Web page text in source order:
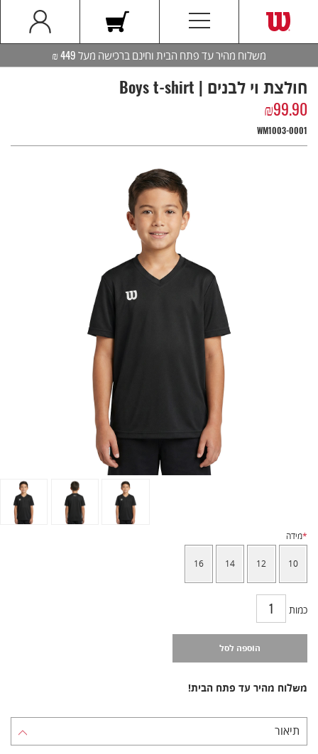
משלוח מהיר עד פתח הבית וחינם ברכישה מעל 449 ₪
חולצת וי לבנים | Boys t-shirt
₪99.90
WM1003-0001
*מידה
10
12
14
16
כמות
הוספה לסל
משלוח מהיר עד פתח הבית!
תיאור